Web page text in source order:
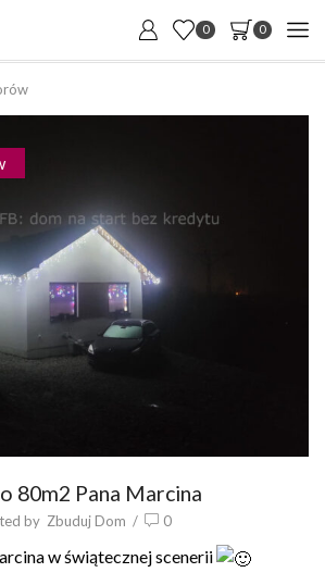
0 0
80m2 Pana Marcina
by Zbuduj Dom / 0
w świątecznej scenerii